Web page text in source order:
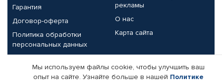
Гарантия
Договор-оферта
Политика обработки
персональных данных
рекламы
О нас
Карта сайта
Партнерам
Мы используем файлы cookie, чтобы улучшить ваш
опыт на сайте. Узнайте больше в нашей Политике